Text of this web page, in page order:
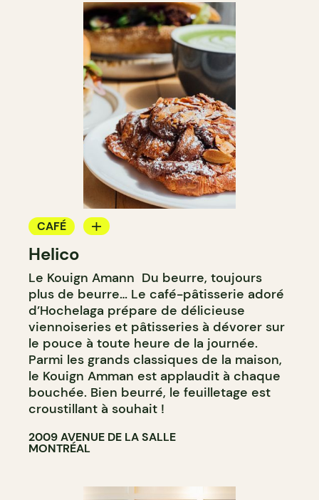
CAFÉ
BOULANGERIE
COMPTOIR
Helico
Le Kouign Amann Du beurre, toujours
plus de beurre… Le café-pâtisserie adoré
d’Hochelaga prépare de délicieuse
viennoiseries et pâtisseries à dévorer sur
le pouce à toute heure de la journée.
Parmi les grands classiques de la maison,
le Kouign Amman est applaudit à chaque
bouchée. Bien beurré, le feuilletage est
croustillant à souhait !
2009 AVENUE DE LA SALLE
MONTRÉAL